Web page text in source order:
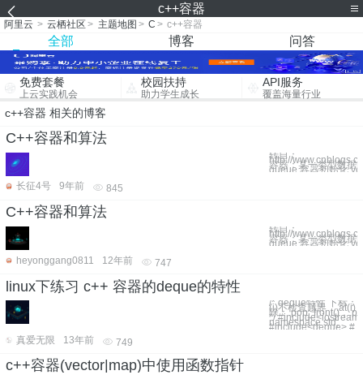
c++容器
阿里云 > 云栖社区 > 主题地图 > C > c++容器
全部 博客 问答
免费套餐
上云实践机会
校园扶持
助力学生成长
API服务
覆盖海量行业
c++容器 相关的博客
C++容器和算法
转自：
http://
容器：某一类型数据
queue 容器初始化
长征4号
9年前 845
C++容器和算法
转自：
http://
容器：某一类型数据
queue 容器初始化
heyonggang0811
12年前 747
linux下练习 c++ 容器的deque的特性
/* deque特性 下标：
(i)不检查越界，.at(i)
除：.pop_front()，
*/
namespace std;
#include<deque> #
真爱无限
13年前 749
c++容器(vector|map)中使用函数指针